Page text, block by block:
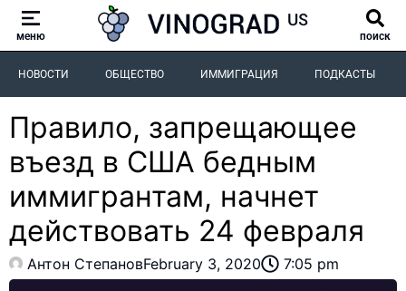
меню поиск
НОВОСТИ ОБЩЕСТВО ИММИГРАЦИЯ ПОДКАСТЫ
Правило, запрещающее
въезд в США бедным
иммигрантам, начнет
действовать 24 февраля
Антон СтепановFebruary 3, 2020 7:05 pm